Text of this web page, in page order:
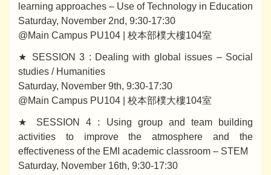
learning approaches – Use of Technology in Education
Saturday, November 2nd, 9:30-17:30
@Main Campus PU104 | 校本部樸大樓104室
★ SESSION 3 : Dealing with global issues – Social
studies / Humanities
Saturday, November 9th, 9:30-17:30
@Main Campus PU104 | 校本部樸大樓104室
★ SESSION 4 : Using group and team building
activities to improve the atmosphere and the
effectiveness of the EMI academic classroom – STEM
Saturday, November 16th, 9:30-17:30